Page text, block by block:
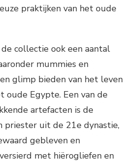
praktijken van het oude
collectie ook een aantal
mummies en
glimp bieden van het leven
oude Egypte. Een van de
artefacten is de
priester uit de 21e dynastie,
gebleven en
met hiërogliefen en